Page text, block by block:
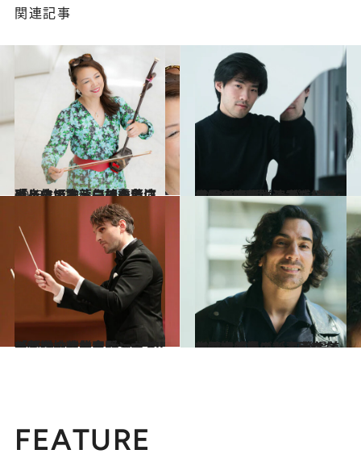
関連記事
2023.10.26
「身体で歌う気持ちで演奏している」二胡奏者ウェイウェイ・ウーの心に残った坂本龍一の言葉
カルチャー 2023.1.31
世界が注目するブルース・リウが ショパンコンクールで優勝して感じた 周囲の変化と演奏を続ける2つの理由
カルチャー
2023.9.29
「葬送のフリーレン」で新たな挑戦鎌倉殿、ヴァイオレット・エヴァーガーデンの作曲家Evan Callの転機
カルチャー 2023.3.17
新国立劇場にレオナルド・カパルボが 初登場。テノール界の新王子は 美しく知的でストイックな完璧主義者
カルチャー
FEATURE